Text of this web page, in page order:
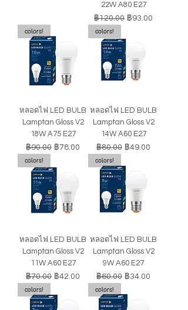
22W A80 E27
ราคาปกติ
฿120.00 ราคาขายลด
฿93.00
colors!
หลอดไฟ LED BULB
Lamptan Gloss V2
18W A75 E27
ราคาปกติ
฿90.00 ราคาขายลด
฿78.00
colors!
หลอดไฟ LED BULB
Lamptan Gloss V2
14W A60 E27
ราคาปกติ
฿80.00 ราคาขายลด
฿49.00
colors!
หลอดไฟ LED BULB
Lamptan Gloss V2
11W A60 E27
ราคาปกติ
฿70.00 ราคาขายลด
฿42.00
colors!
หลอดไฟ LED BULB
Lamptan Gloss V2
9W A60 E27
ราคาปกติ
฿60.00 ราคาขายลด
฿34.00
colors!
colors!